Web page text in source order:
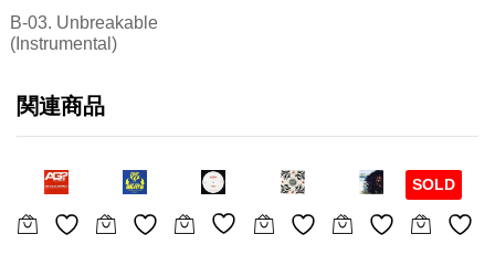
B-03. Unbreakable
(Instrumental)
関連商品
SOLD